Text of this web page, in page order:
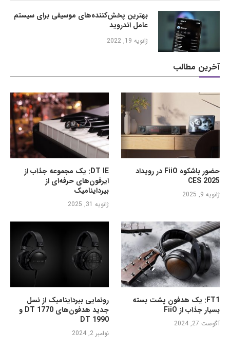
بهترین پخش‌کننده‌های موسیقی برای سیستم
عامل اندروید
ژانویه 19, 2022
آخرین مطالب
DT IE: یک مجموعه جذاب از
ایرفون‌های حرفه‌ای از
بیرداینامیک
ژانویه 31, 2025
حضور باشکوه FiiO در رویداد
CES 2025
ژانویه 9, 2025
رونمایی بیرداینامیک از نسل
جدید هدفون‌های DT 1770 و
DT 1990
نوامبر 2, 2024
FT1: یک هدفون پشت بسته
بسیار جذاب از FiiO
آگوست 27, 2024